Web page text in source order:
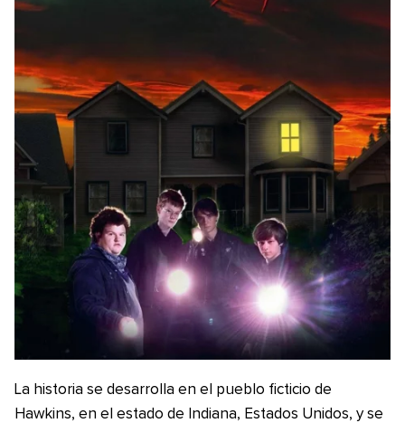
La historia se desarrolla en el pueblo ficticio de
Hawkins, en el estado de Indiana, Estados Unidos, y se